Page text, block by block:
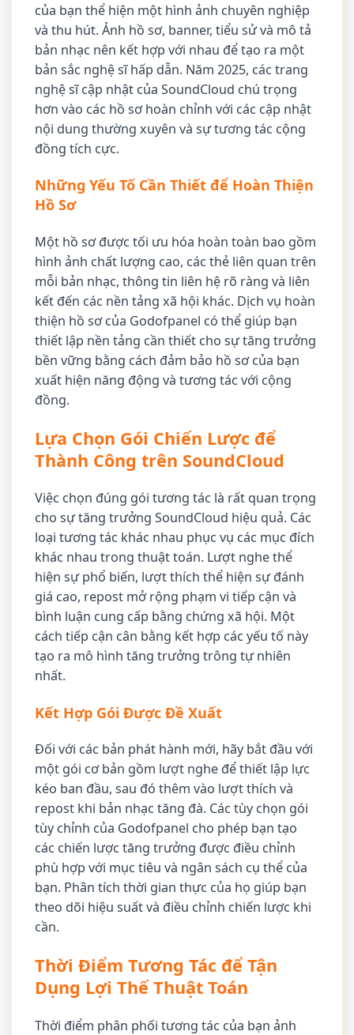
của bạn thể hiện một hình ảnh chuyên nghiệp
và thu hút. Ảnh hồ sơ, banner, tiểu sử và mô tả
bản nhạc nên kết hợp với nhau để tạo ra một
bản sắc nghệ sĩ hấp dẫn. Năm 2025, các trang
nghệ sĩ cập nhật của SoundCloud chú trọng
hơn vào các hồ sơ hoàn chỉnh với các cập nhật
nội dung thường xuyên và sự tương tác cộng
đồng tích cực.
Những Yếu Tố Cần Thiết để Hoàn Thiện
Hồ Sơ
Một hồ sơ được tối ưu hóa hoàn toàn bao gồm
hình ảnh chất lượng cao, các thẻ liên quan trên
mỗi bản nhạc, thông tin liên hệ rõ ràng và liên
kết đến các nền tảng xã hội khác. Dịch vụ hoàn
thiện hồ sơ của Godofpanel có thể giúp bạn
thiết lập nền tảng cần thiết cho sự tăng trưởng
bền vững bằng cách đảm bảo hồ sơ của bạn
xuất hiện năng động và tương tác với cộng
đồng.
Lựa Chọn Gói Chiến Lược để
Thành Công trên SoundCloud
Việc chọn đúng gói tương tác là rất quan trọng
cho sự tăng trưởng SoundCloud hiệu quả. Các
loại tương tác khác nhau phục vụ các mục đích
khác nhau trong thuật toán. Lượt nghe thể
hiện sự phổ biến, lượt thích thể hiện sự đánh
giá cao, repost mở rộng phạm vi tiếp cận và
bình luận cung cấp bằng chứng xã hội. Một
cách tiếp cận cân bằng kết hợp các yếu tố này
tạo ra mô hình tăng trưởng trông tự nhiên
nhất.
Kết Hợp Gói Được Đề Xuất
Đối với các bản phát hành mới, hãy bắt đầu với
một gói cơ bản gồm lượt nghe để thiết lập lực
kéo ban đầu, sau đó thêm vào lượt thích và
repost khi bản nhạc tăng đà. Các tùy chọn gói
tùy chỉnh của Godofpanel cho phép bạn tạo
các chiến lược tăng trưởng được điều chỉnh
phù hợp với mục tiêu và ngân sách cụ thể của
bạn. Phân tích thời gian thực của họ giúp bạn
theo dõi hiệu suất và điều chỉnh chiến lược khi
cần.
Thời Điểm Tương Tác để Tận
Dụng Lợi Thế Thuật Toán
Thời điểm phân phối tương tác của bạn ảnh